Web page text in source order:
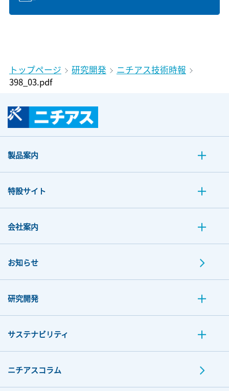
トップページ 研究開発
ニチアス技術時報
398_03.pdf
製品案内
特設サイト
会社案内
お知らせ
研究開発
サステナビリティ
ニチアスコラム